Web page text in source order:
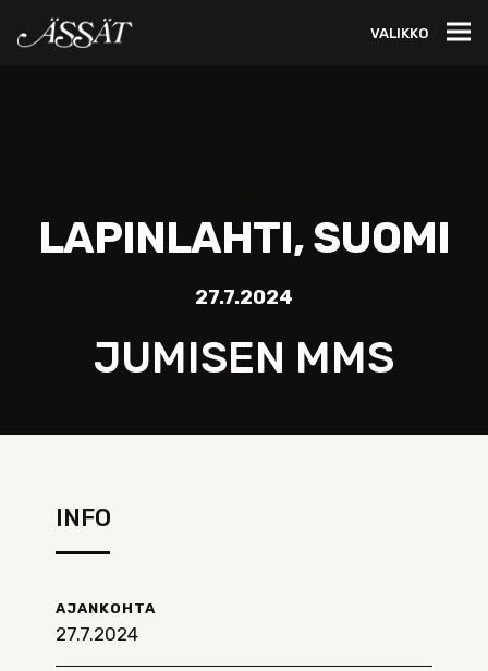
VALIKKO
LAPINLAHTI, SUOMI
27.7.2024
JUMISEN MMS
INFO
AJANKOHTA
27.7.2024